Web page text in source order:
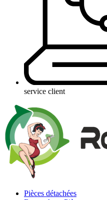
service client
Pièces détachées